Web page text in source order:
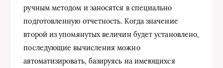
ручным методом и заносятся в специально
подготовленную отчетность. Когда значение
второй из упомянутых величин будет установлено,
последующие вычисления можно
автоматизировать, базируясь на имеющихся